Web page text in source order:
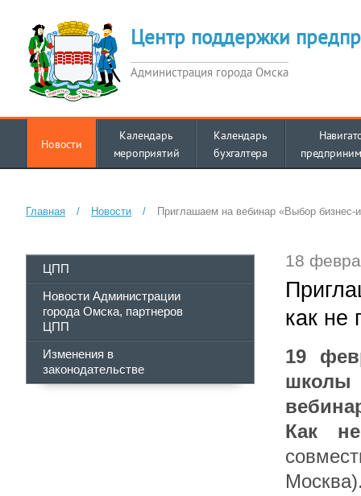
Центр поддержки
Администрация города Омска
Новости
Календарь
мероприятий
Календарь
бухгалтера
Главная / Новости / Приглашаем на вебинар «Выбор бизнес-
ЦПП
Новости Администрации
города Омска, партнеров
ЦПП
Изменения в
законодательстве
18
как не
19
Как